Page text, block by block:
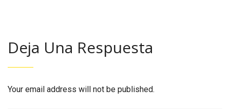
Deja Una Respuesta
Your email address will not be published.